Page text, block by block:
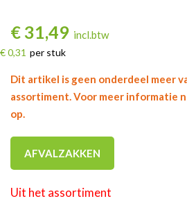
€ 31,49 incl.btw
€ 0,31 per stuk
Dit artikel is geen onderdeel meer
assortiment. Voor meer informatie
op.
AFVALZAKKEN
Uit het assortiment